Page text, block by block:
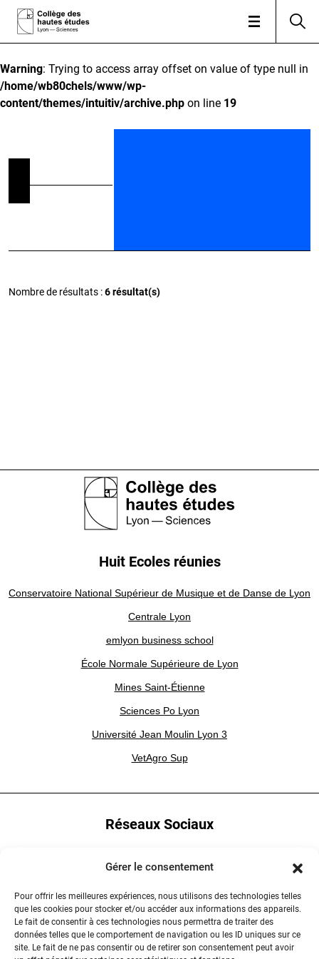
Gérer le consentement
Pour offrir les meilleures expériences, nous utilisons des technologies telles
que les cookies pour stocker et/ou accéder aux informations des appareils.
Le fait de consentir à ces technologies nous permettra de traiter des
données telles que le comportement de navigation ou les ID uniques sur ce
site. Le fait de ne pas consentir ou de retirer son consentement peut avoir
Warning: Trying to access array offset on value of type null in
/home/wb80chels/www/wp-
content/themes/intuitiv/archive.php on line 19
Nombre de résultats :6 résultat(s)
Huit Ecoles réunies
Conservatoire National Supérieur de Musique et de Danse de Lyon
Centrale Lyon
emlyon business school
École Normale Supérieure de Lyon
Mines Saint-Étienne
Sciences Po Lyon
Université Jean Moulin Lyon 3
VetAgro Sup
Réseaux Sociaux
Instagram